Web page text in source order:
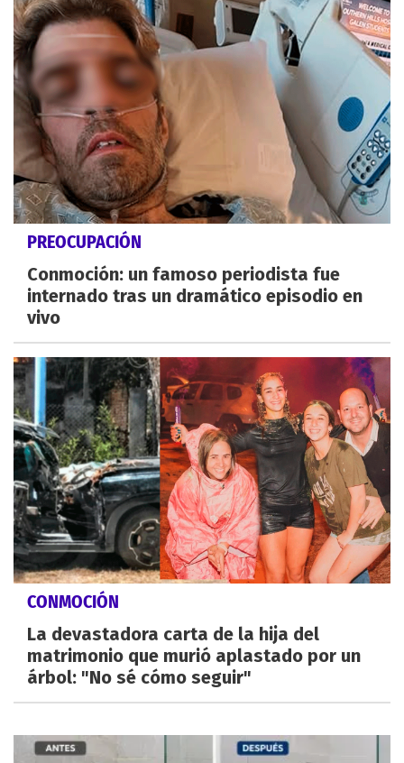
PREOCUPACIÓN
Conmoción: un famoso periodista fue
internado tras un dramático episodio en
vivo
CONMOCIÓN
La devastadora carta de la hija del
matrimonio que murió aplastado por un
árbol: "No sé cómo seguir"